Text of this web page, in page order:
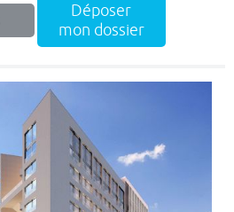
Déposer
mon dossier